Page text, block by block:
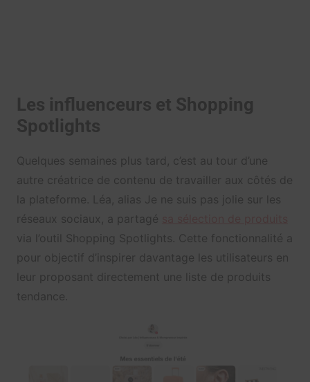
Les influenceurs et Shopping
Spotlights
Quelques semaines plus tard, c’est au tour d’une
autre créatrice de contenu de travailler aux côtés de
la plateforme. Léa, alias Je ne suis pas jolie sur les
réseaux sociaux, a partagé
via l’outil Shopping Spotlights. Cette fonctionnalité a
pour objectif d’inspirer davantage les utilisateurs en
leur proposant directement une liste de produits
tendance.